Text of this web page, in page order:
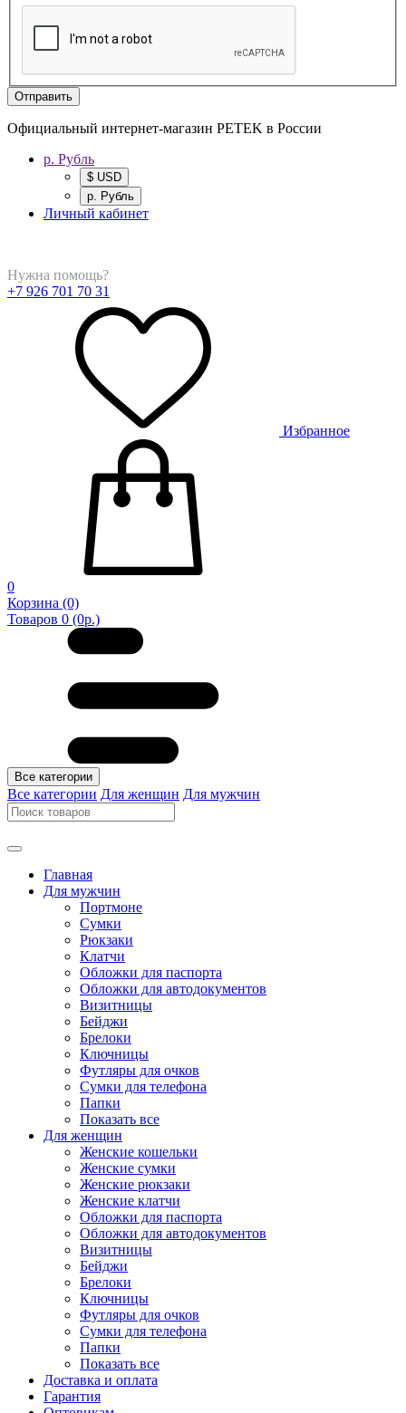
Отправить
Официальный интернет-магазин PETEK в России
р. Рубль
$ USD
р. Рубль
Личный кабинет
Нужна помощь?
+7 926 701 70 31
Избранное
0
Корзина (0)
Товаров 0 (0р.)
Все категории
Все категории Для женщин Для мужчин
Главная
Для мужчин
Портмоне
Сумки
Рюкзаки
Клатчи
Обложки для паспорта
Обложки для автодокументов
Визитницы
Бейджи
Брелоки
Ключницы
Футляры для очков
Сумки для телефона
Папки
Показать все
Для женщин
Женские кошельки
Женские сумки
Женские рюкзаки
Женские клатчи
Обложки для паспорта
Обложки для автодокументов
Визитницы
Бейджи
Брелоки
Ключницы
Футляры для очков
Сумки для телефона
Папки
Показать все
Доставка и оплата
Гарантия